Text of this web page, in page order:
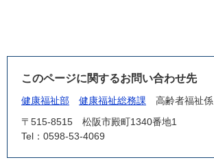
このページに関するお問い合わせ先
健康福祉部 健康福祉総務課
高齢者福祉係
〒515-8515
松阪市殿町1340番地1
Tel：0598-53-4069